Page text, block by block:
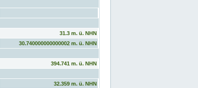
31.3 m. ü. NHN
30.740000000000002 m. ü. NHN
394.741 m. ü. NHN
32.359 m. ü. NHN